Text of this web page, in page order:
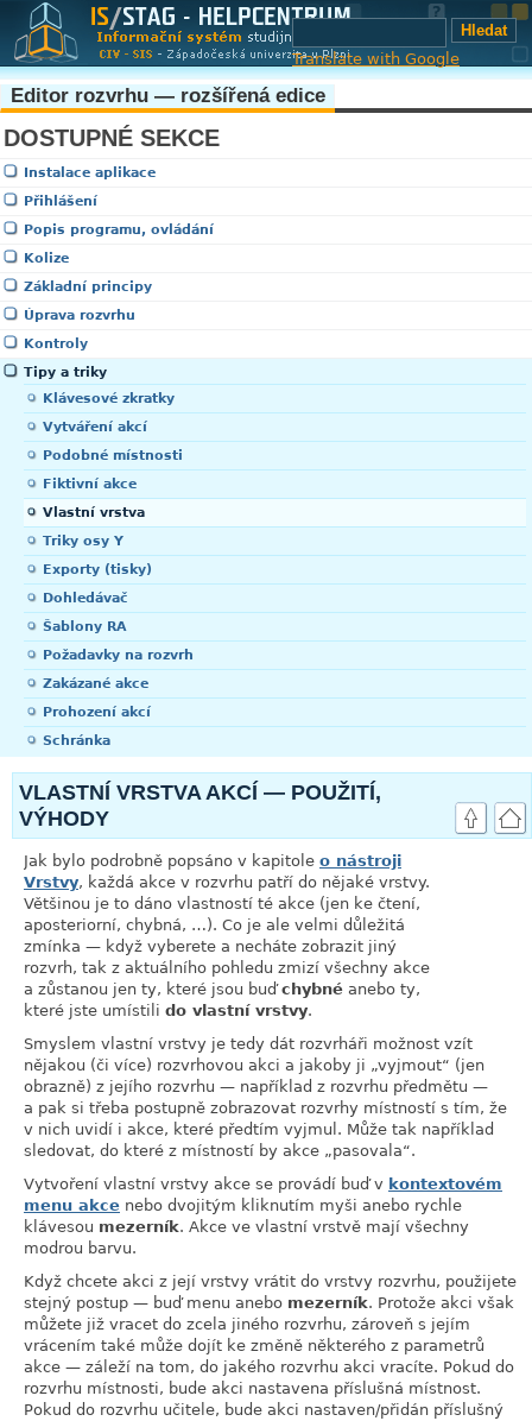
Translate with Google
Editor rozvrhu — rozšířená edice
DOSTUPNÉ SEKCE
Instalace aplikace
Přihlášení
Popis programu, ovládání
Kolize
Základní principy
Úprava rozvrhu
Kontroly
Tipy a triky
Klávesové zkratky
Vytváření akcí
Podobné místnosti
Fiktivní akce
Vlastní vrstva
Triky osy Y
Exporty (tisky)
Dohledávač
Šablony RA
Požadavky na rozvrh
Zakázané akce
Prohození akcí
Schránka
VLASTNÍ VRSTVA AKCÍ — POUŽITÍ,
VÝHODY
Jak bylo podrobně popsáno v kapitole o nástroji
Vrstvy, každá akce v rozvrhu patří do nějaké vrstvy.
Většinou je to dáno vlastností té akce (jen ke čtení,
aposteriorní, chybná, …). Co je ale velmi důležitá
zmínka — když vyberete a necháte zobrazit jiný
rozvrh, tak z aktuálního pohledu zmizí všechny akce
a zůstanou jen ty, které jsou buďchybné anebo ty,
které jste umístili do vlastní vrstvy.
Smyslem vlastní vrstvy je tedy dát rozvrháři možnost vzít
nějakou (či více) rozvrhovou akci a jakoby ji „vyjmout“ (jen
obrazně) z jejího rozvrhu — například z rozvrhu předmětu —
a pak si třeba postupně zobrazovat rozvrhy místností s tím, že
v nich uvidí i akce, které předtím vyjmul. Může tak například
sledovat, do které z místností by akce „pasovala“.
Vytvoření vlastní vrstvy akce se provádí buď v kontextovém
menu akce nebo dvojitým kliknutím myši anebo rychle
klávesou mezerník. Akce ve vlastní vrstvě mají všechny
modrou barvu.
Když chcete akci z její vrstvy vrátit do vrstvy rozvrhu, použijete
stejný postup — buď menu anebo mezerník. Protože akci však
můžete již vracet do zcela jiného rozvrhu, zároveň s jejím
vrácením také může dojít ke změně některého z parametrů
akce — záleží na tom, do jakého rozvrhu akci vracíte. Pokud do
rozvrhu místnosti, bude akci nastavena příslušná místnost.
Pokud do rozvrhu učitele, bude akci nastaven/přidán příslušný